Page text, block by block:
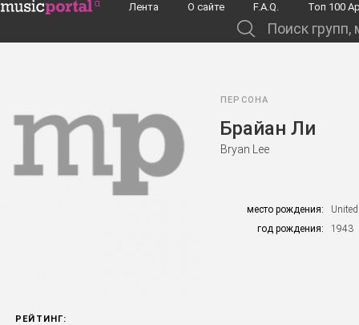
Перейти к основному содержанию
Лента О сайте F.A.Q. Toп 100
РЕЙТИНГ:
ПЕРСОНА
Брайан Ли
Bryan Lee
место рождения:
год рождения:
1943